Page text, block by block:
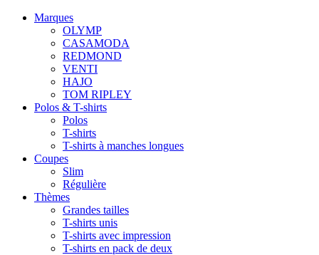
Marques
OLYMP
CASAMODA
REDMOND
VENTI
HAJO
TOM RIPLEY
Polos & T-shirts
Polos
T-shirts
T-shirts à manches longues
Coupes
Slim
Régulière
Thèmes
Grandes tailles
T-shirts unis
T-shirts avec impression
T-shirts en pack de deux